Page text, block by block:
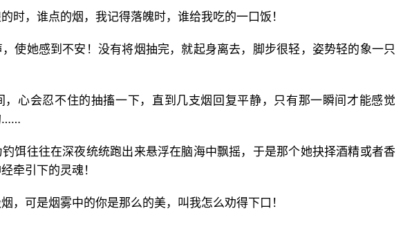
时，谁点的烟，我记得落魄时，谁给我吃的一口饭！
使她感到不安！没有将烟抽完，就起身离去，脚步很轻，姿势轻的象一只
，心会忍不住的抽搐一下，直到几支烟回复平静，只有那一瞬间才能感觉
……
饵往往在深夜统统跑出来悬浮在脑海中飘摇，于是那个她抉择酒精或者香
牵引下的灵魂！
，可是烟雾中的你是那么的美，叫我怎么劝得下口！